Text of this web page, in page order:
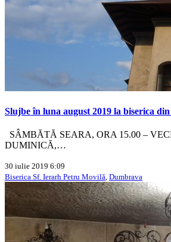
Slujbe în luna august 2019 la biserica
SÂMBĂTĂ SEARA, ORA 15.00 –
DUMINICĂ,…
30 iulie 2019 6:09
Biserica Sf. Ierarh Petru Movilă, Dumbrava